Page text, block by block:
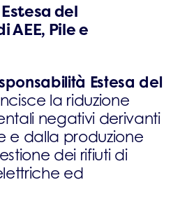
del
AEE, Pile e
Estesa del
la riduzione
negativi derivanti
e dalla produzione
dei rifiuti di
ed